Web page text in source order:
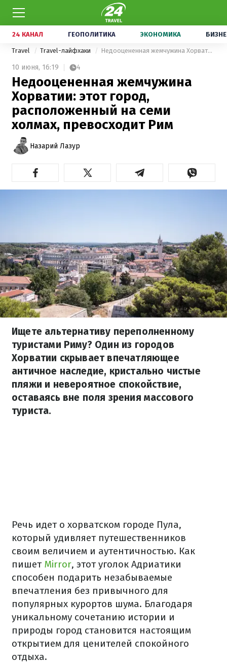
24 КАНАЛ ГЕОПОЛИТИКА ЭКОНОМИКА
Travel Travel-лайфхаки Недооцененная жемчужина Хорватии: этот город, расположенный на семи холмах, превосходит Рим
10 июня, 16:19 4
Недооцененная жемчужина
Хорватии: этот город,
расположенный на семи
холмах, превосходит Рим
Назарий Лазур
Ищете альтернативу переполненному
туристами Риму? Один из городов
Хорватии скрывает впечатляющее
античное наследие, кристально чистые
пляжи и невероятное спокойствие,
оставаясь вне поля зрения массового
туриста.
Речь идет о хорватском городе Пула,
который удивляет путешественников
своим величием и аутентичностью. Как
пишет Mirror, этот уголок Адриатики
способен подарить незабываемые
впечатления без привычного для
популярных курортов шума. Благодаря
уникальному сочетанию истории и
природы город становится настоящим
открытием для ценителей спокойного
отдыха.